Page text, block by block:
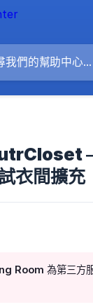
衣間擴充
Room 為第三方服